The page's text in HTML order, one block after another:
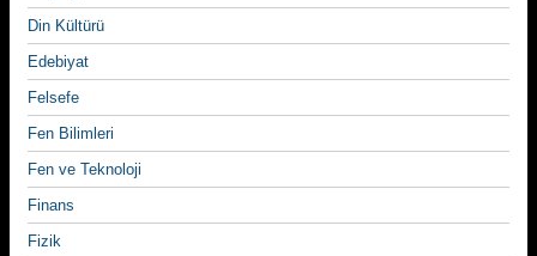
Din Kültürü
Edebiyat
Felsefe
Fen Bilimleri
Fen ve Teknoloji
Finans
Fizik